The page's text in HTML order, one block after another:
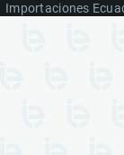
Importaciones